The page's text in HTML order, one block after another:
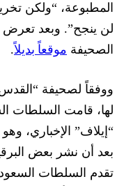
المطبوعة، “ولكن
لن ينجح”. وبعد
الصحيفة موقعاً بديلاً.
ووفقاً لصحيفة “القدس
لها، قامت السلطات
“إيلاف” الإخباري،
بعد أن نشر بعض
تقدم السلطات